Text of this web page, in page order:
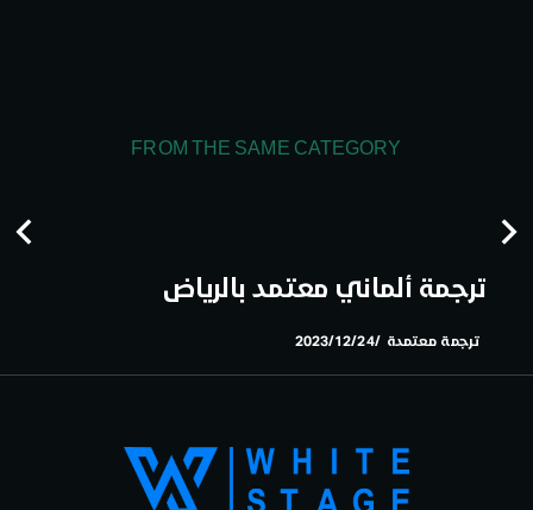
FROM THE SAME CATEGORY
ترجمة ألماني معتمد بالرياض
ترجمة معتمدة 2023/12/24